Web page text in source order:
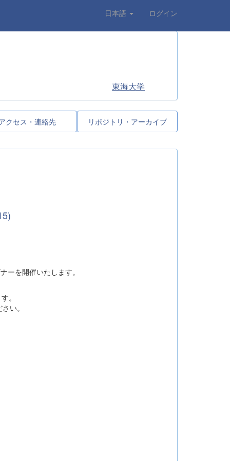
日本語 ログイン
東海大学
クセス・連絡先 リポジトリ・アーカイブ
ーを開催いたします。
。
い。